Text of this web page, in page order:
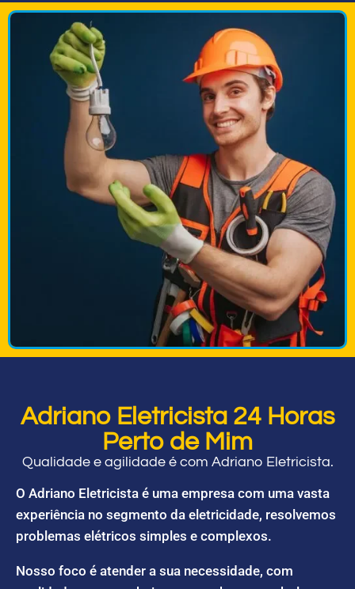
Adriano Eletricista 24 Horas
Perto de Mim
Qualidade e agilidade é com Adriano Eletricista.
O Adriano Eletricista é uma empresa com uma vasta
experiência no segmento da eletricidade, resolvemos
problemas elétricos simples e complexos.
Nosso foco é atender a sua necessidade, com